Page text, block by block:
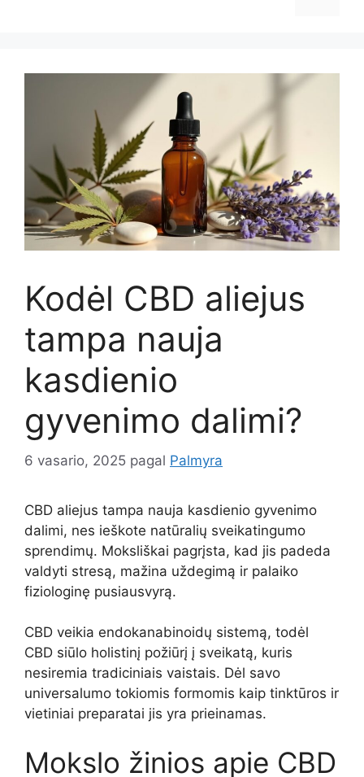
Kodėl CBD aliejus
tampa nauja
kasdienio
gyvenimo dalimi?
6 vasario, 2025 pagal Palmyra
CBD aliejus tampa nauja kasdienio gyvenimo
dalimi, nes ieškote natūralių sveikatingumo
sprendimų. Moksliškai pagrįsta, kad jis padeda
valdyti stresą, mažina uždegimą ir palaiko
fiziologinę pusiausvyrą.
CBD veikia endokanabinoidų sistemą, todėl
CBD siūlo holistinį požiūrį į sveikatą, kuris
nesiremia tradiciniais vaistais. Dėl savo
universalumo tokiomis formomis kaip tinktūros ir
vietiniai preparatai jis yra prieinamas.
Mokslo žinios apie CBD